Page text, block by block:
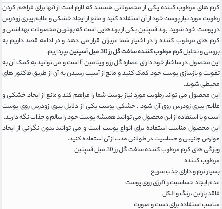
کرم های مرطوب کننده یکی از محصولاتی هستند که لازم است از آنها برای فراهم کردن
رطوبت مورد نیاز پوست خود از آن استفاده کنید و مانع از ایجاد خشکی و علایم پیری زودرس
در پوست خود شوید. برند آسپتین یکی از برندهایی است که بهترین محصولات بهداشتی و
کرم های مرطوب کننده را در اختیار شما عزیزان قرار می دهد و در ادامه قصد داریم به
بررسی و تحلیلکرم مرطوب کننده سافت گل رز 30 میل آسپتین
بپردازیم.
این محصول در ساختار خود دارای عصاره گل رز و ویتامین E است و می توانید به کمک آن به
تقویت و بازسازی پوست خود کمک کنید و مانع از آسیب رسیدن به آن از طریق فاکتور های
محیطی شوید.
این محصول می تواند رطوبت مورد نیاز پوست شما را فراهم کند و مانع از ایجاد خشکی و
علایم پیری زودرس روی آن شود . خشکی پوست یکی از دلایل پیری زودرس روی پوست
است و با استفاده از این محصول می توانید همیشه پوست خود را سالم و جذاب نگه دارید.
این محصول مناسب استفاده برای انواع پوست است و می توانید بدون نگرانی از ایجاد
عوارض جانیبی و حساسیت در طولانی مدت از آن استفاده کنید.
ویژگی های کرم مرطوب کننده سافت گل رز 30 میل آسپتین
مرطوب کننده
بسیار نرم و دارای جذب سریع
عدم ایجاد حساسیت و آلرژی روی پوست
فاقد پارابن ، رنگ و الکل
مناسب استفاده برای دست و صورت